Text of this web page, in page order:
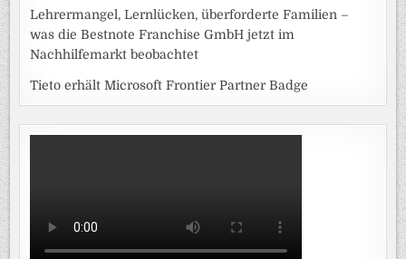
Lehrermangel, Lernlücken, überforderte Familien –
was die Bestnote Franchise GmbH jetzt im
Nachhilfemarkt beobachtet
Tieto erhält Microsoft Frontier Partner Badge